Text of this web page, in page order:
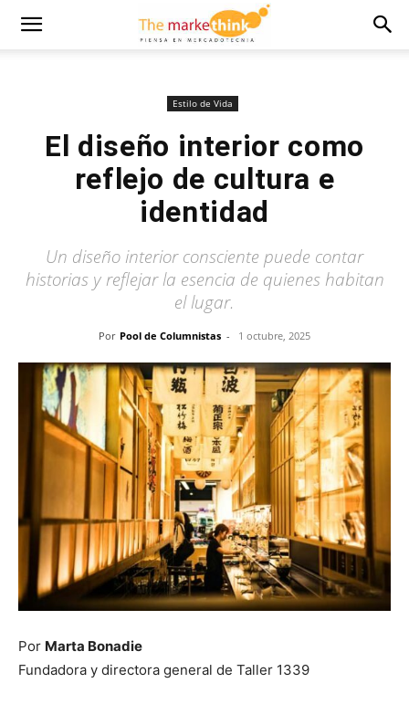
Estilo de Vida
El diseño interior como
reflejo de cultura e
identidad
Un diseño interior consciente puede contar
historias y reflejar la esencia de quienes habitan
el lugar.
Por Pool de Columnistas - 1 octubre, 2025
Por Marta Bonadie
Fundadora y directora general de Taller 1339